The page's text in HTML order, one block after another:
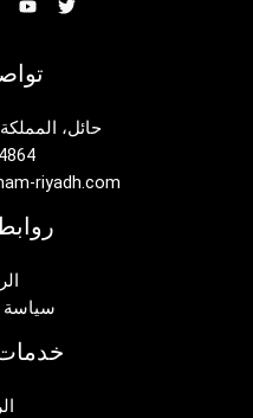
حائل،
riyadh.com
سياسة